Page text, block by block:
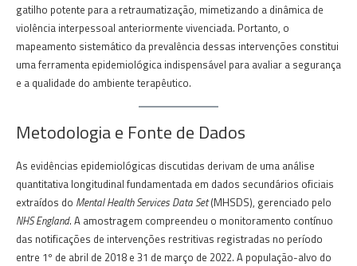
gatilho potente para a retraumatização, mimetizando a dinâmica de
violência interpessoal anteriormente vivenciada. Portanto, o
mapeamento sistemático da prevalência dessas intervenções constitui
uma ferramenta epidemiológica indispensável para avaliar a segurança
e a qualidade do ambiente terapêutico.
Metodologia e Fonte de Dados
As evidências epidemiológicas discutidas derivam de uma análise
quantitativa longitudinal fundamentada em dados secundários oficiais
extraídos do Mental Health Services Data Set(MHSDS), gerenciado pelo
NHS England. A amostragem compreendeu o monitoramento contínuo
das notificações de intervenções restritivas registradas no período
entre 1º de abril de 2018 e 31 de março de 2022. A população-alvo do